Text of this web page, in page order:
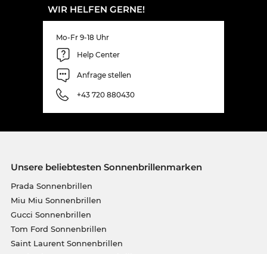
WIR HELFEN GERNE!
Mo-Fr 9-18 Uhr
Help Center
Anfrage stellen
+43 720 880430
Unsere beliebtesten Sonnenbrillenmarken
Prada Sonnenbrillen
Miu Miu Sonnenbrillen
Gucci Sonnenbrillen
Tom Ford Sonnenbrillen
Saint Laurent Sonnenbrillen